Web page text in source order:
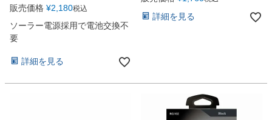
販売価格 ¥2,180税込
ソーラー電源採用で電池交換不
要
詳細を見る
詳細を見る